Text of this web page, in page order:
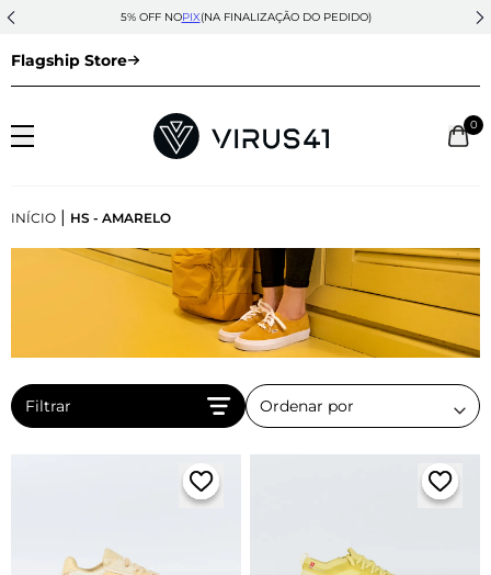
5% OFF NOPIX(NA FINALIZAÇÃO DO PEDIDO)
Flagship Store
0
INÍCIO | HS - AMARELO
Filtrar